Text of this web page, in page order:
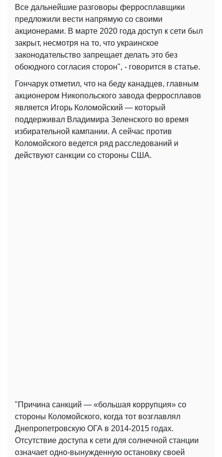
Все дальнейшие разговоры ферросплавщики
предложили вести напрямую со своими
акционерами. В марте 2020 года доступ к сети был
закрыт, несмотря на то, что украинское
законодательство запрещает делать это без
обоюдного согласия сторон", - говорится в статье.
Гончарук отметил, что на беду канадцев, главным
акционером Никопольского завода ферросплавов
является Игорь Коломойский — который
поддерживал Владимира Зеленского во время
избирательной кампании. А сейчас против
Коломойского ведется ряд расследований и
действуют санкции со стороны США.
"Причина санкций — «большая коррупция» со
стороны Коломойского, когда тот возглавлял
Днепропетровскую ОГА в 2014-2015 годах.
Отсутствие доступа к сети для солнечной станции
означает одно-вынужденную остановку своей